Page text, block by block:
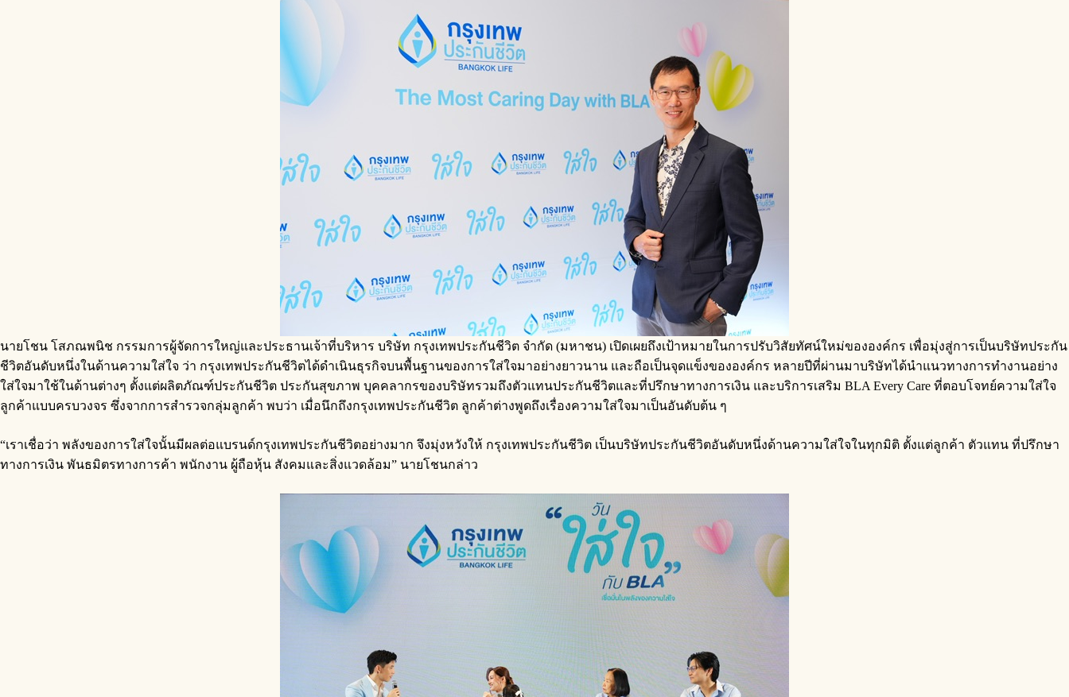
นายโชน โสภณพนิช กรรมการผู้จัดการใหญ่และประธานเจ้าที่บริหาร บริษัท กรุงเทพประกันชีวิต จำกัด (มหาชน) เปิดเผยถึงเป้าหมายในการปรับวิสัยทัศน์ใหม่ขององค์กร เพื่อมุ่งสู่การเป็นบริษัทประกัน
ชีวิตอันดับหนึ่งในด้านความใส่ใจ ว่า กรุงเทพประกันชีวิตได้ดำเนินธุรกิจบนพื้นฐานของการใส่ใจมาอย่างยาวนาน และถือเป็นจุดแข็งขององค์กร หลายปีที่ผ่านมาบริษัทได้นำแนวทางการทำงานอย่าง
ใส่ใจมาใช้ในด้านต่างๆ ตั้งแต่ผลิตภัณฑ์ประกันชีวิต ประกันสุขภาพ บุคคลากรของบริษัทรวมถึงตัวแทนประกันชีวิตและที่ปรึกษาทางการเงิน และบริการเสริม BLA Every Care ที่ตอบโจทย์ความใส่ใจ
ลูกค้าแบบครบวงจร ซึ่งจากการสำรวจกลุ่มลูกค้า พบว่า เมื่อนึกถึงกรุงเทพประกันชีวิต ลูกค้าต่างพูดถึงเรื่องความใส่ใจมาเป็นอันดับต้น ๆ
“เราเชื่อว่า พลังของการใส่ใจนั้นมีผลต่อแบรนด์กรุงเทพประกันชีวิตอย่างมาก จึงมุ่งหวังให้ กรุงเทพประกันชีวิต เป็นบริษัทประกันชีวิตอันดับหนึ่งด้านความใส่ใจในทุกมิติ ตั้งแต่ลูกค้า ตัวแทน ที่ปรึกษา
ทางการเงิน พันธมิตรทางการค้า พนักงาน ผู้ถือหุ้น สังคมและสิ่งแวดล้อม” นายโชนกล่าว